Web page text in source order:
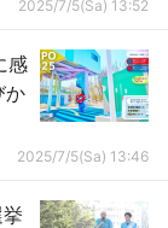
2025/7/5(Sa) 13:52
感
か
2025/7/5(Sa) 13:46